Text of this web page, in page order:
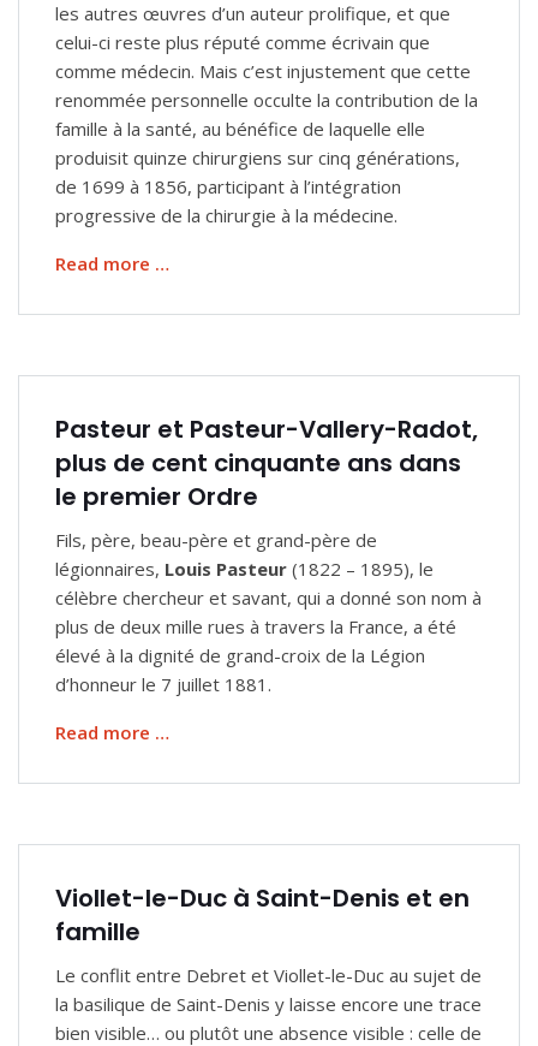
les autres œuvres d’un auteur prolifique, et que
celui-ci reste plus réputé comme écrivain que
comme médecin. Mais c’est injustement que cette
renommée personnelle occulte la contribution de la
famille à la santé, au bénéfice de laquelle elle
produisit quinze chirurgiens sur cinq générations,
de 1699 à 1856, participant à l’intégration
progressive de la chirurgie à la médecine.
Read more …
Pasteur et Pasteur-Vallery-Radot,
plus de cent cinquante ans dans
le premier Ordre
Fils, père, beau-père et grand-père de
légionnaires, Louis Pasteur (1822 – 1895), le
célèbre chercheur et savant, qui a donné son nom à
plus de deux mille rues à travers la France, a été
élevé à la dignité de grand-croix de la Légion
d’honneur le 7 juillet 1881.
Read more …
Viollet-le-Duc à Saint-Denis et en
famille
Le conflit entre Debret et Viollet-le-Duc au sujet de
la basilique de Saint-Denis y laisse encore une trace
bien visible… ou plutôt une absence visible : celle de